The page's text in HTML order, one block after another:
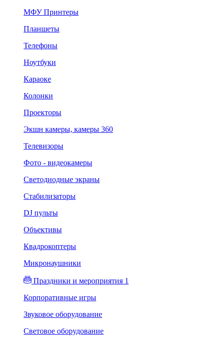
МФУ Принтеры
Планшеты
Телефоны
Ноутбуки
Караоке
Колонки
Проекторы
Экшн камеры, камеры 360
Телевизоры
Фото - видеокамеры
Светодиодные экраны
Стабилизаторы
DJ пульты
Объективы
Квадрокоптеры
Микронаушники
Праздники и мероприятия 1
Корпоративные игры
Звуковое оборудование
Световое оборудование